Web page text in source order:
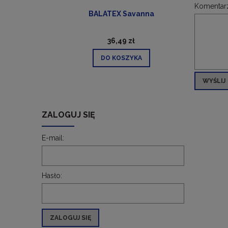
BALATEX Savanna
36,49 zł
DO KOSZYKA
ZALOGUJ SIĘ
E-mail:
Hasło:
ZALOGUJ SIĘ
WYŚLIJ